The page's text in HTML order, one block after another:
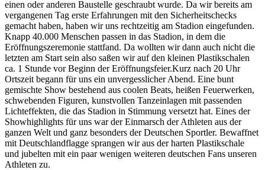
einen oder anderen Baustelle geschraubt wurde. Da wir bereits am
vergangenen Tag erste Erfahrungen mit den Sicherheitschecks
gemacht haben, haben wir uns rechtzeitig am Stadion eingefunden.
Knapp 40.000 Menschen passen in das Stadion, in dem die
Eröffnungszeremonie stattfand. Da wollten wir dann auch nicht die
letzten am Start sein also saßen wir auf den kleinen Plastikschalen
ca. 1 Stunde vor Beginn der Eröffnungsfeier.Kurz nach 20 Uhr
Ortszeit begann für uns ein unvergesslicher Abend. Eine bunt
gemischte Show bestehend aus coolen Beats, heißen Feuerwerken,
schwebenden Figuren, kunstvollen Tanzeinlagen mit passenden
Lichteffekten, die das Stadion in Stimmung versetzt hat. Eines der
Showhighlights für uns war der Einmarsch der Athleten aus der
ganzen Welt und ganz besonders der Deutschen Sportler. Bewaffnet
mit Deutschlandflagge sprangen wir aus der harten Plastikschale
und jubelten mit ein paar wenigen weiteren deutschen Fans unseren
Athleten zu.